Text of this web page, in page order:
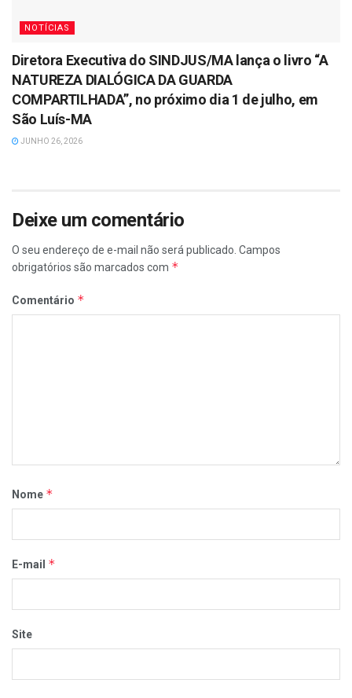
NOTÍCIAS
Diretora Executiva do SINDJUS/MA lança o livro “A
NATUREZA DIALÓGICA DA GUARDA
COMPARTILHADA”, no próximo dia 1 de julho, em
São Luís-MA
JUNHO 26, 2026
Deixe um comentário
O seu endereço de e-mail não será publicado. Campos
obrigatórios são marcados com *
Comentário *
Nome *
E-mail *
Site